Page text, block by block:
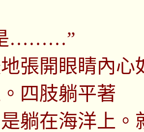
………”
張開眼睛內心
四肢躺平著
躺在海洋上。